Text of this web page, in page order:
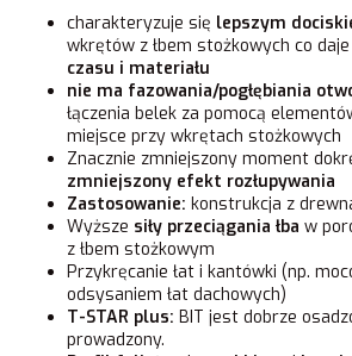
charakteryzuje się lepszym
wkrętów z łbem stożkowych co
czasu i materiału
nie ma fazowania/pogłębiania
łączenia belek za pomocą
miejsce przy wkrętach stożkowych
Znacznie zmniejszony moment
zmniejszony efekt rozłupywania
Zastosowanie: konstrukcja z
Wyższe siły przeciągania łba w
z łbem stożkowym
Przykręcanie łat i kantówki (np.
odsysaniem łat dachowych)
T-STAR plus: BIT jest dobrze
prowadzony.